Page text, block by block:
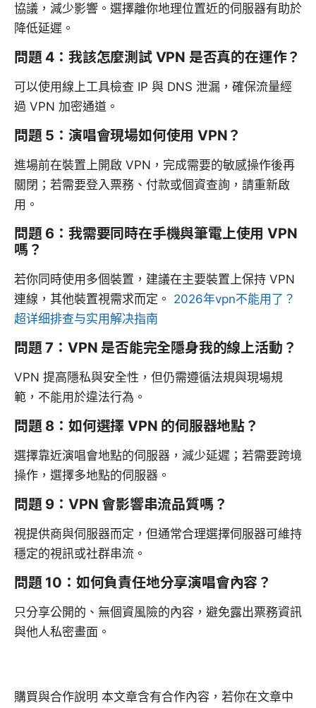
協議，減少影響。選擇離你地理位置近的伺服器有助於
降低延遲。
問題 4：我該怎麼測試 VPN 是否真的在運作？
可以使用線上工具檢查 IP 與 DNS 泄漏，確保流量經
過 VPN 加密通道。
問題 5：演唱會現場如何使用 VPN？
進場前在裝置上開啟 VPN，完成需要的敏感操作後再
關閉；若需要登入票務、付款或個資查詢，請重新啟
用。
問題 6：我需要同時在手機與筆電上使用 VPN
嗎？
若你同時使用多個裝置，建議在主要裝置上保持 VPN
連線，其他裝置視需求而定。 2026年vpn不能用了？
超详细排查与实用解决指南
問題 7：VPN 是否能完全隱身我的線上活動？
VPN 提高隱私與安全性，但仍需遵循法規與現場規
範，不能用於違法行為。
問題 8：如何選擇 VPN 的伺服器地點？
選擇靠近演唱會地點的伺服器，減少延遲；若需要跨境
操作，選擇多地點的伺服器。
問題 9：VPN 會影響串流品質嗎？
視提供商與伺服器而定，但通常合理選擇伺服器可維持
穩定的視訊或社群串流。
問題 10：如何負責任地分享演唱會內容？
只分享公開的、無個資風險的內容，避免露出票務資訊
與他人私密畫面。
購買與合作說明 本文章含有合作內容，若你在文章中